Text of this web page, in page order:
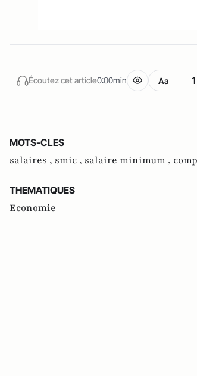
Écoutez cet article0:00min Aa
MOTS-CLES
salaires , smic , salaire minimum ,
THEMATIQUES
Economie